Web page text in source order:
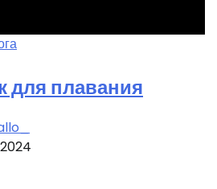
для плавания